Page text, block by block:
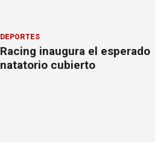
DEPORTES
Racing inaugura el esperado
natatorio cubierto